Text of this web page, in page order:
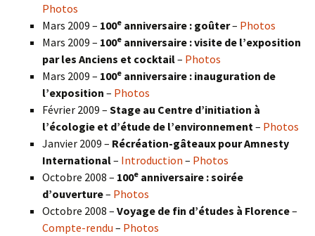
Photos
Mars 2009 – 100e anniversaire : goûter– Photos
Mars 2009 – 100e anniversaire : visite de l’exposition
par les Anciens et cocktail– Photos
Mars 2009 – 100e anniversaire : inauguration de
l’exposition – Photos
Février 2009 – Stage au Centre d’initiation à
l’écologie et d’étude de l’environnement – Photos
Janvier 2009 – Récréation-gâteaux pour Amnesty
International– Introduction – Photos
Octobre 2008 – 100e anniversaire : soirée
d’ouverture– Photos
Octobre 2008 – Voyage de fin d’études à Florence–
Compte-rendu – Photos